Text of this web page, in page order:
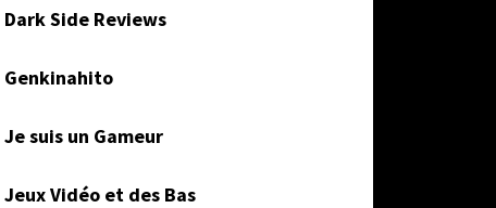
Dark Side Reviews
Genkinahito
Je suis un Gameur
Jeux Vidéo et des Bas